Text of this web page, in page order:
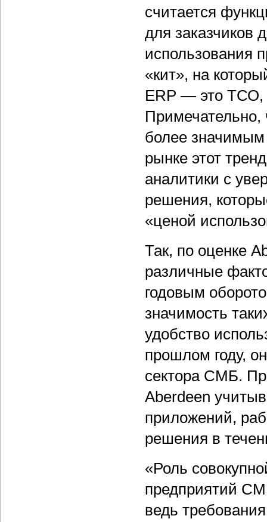
считается
для заказчиков
использования
«кит», на
ERP — это ТСО,
Примечательно,
более
рынке этот
аналитики с
решения,
«ценой
Так, по оценке
различные
годовым
значимость
удобство
прошлом году,
сектора СМБ.
Aberdeen
приложений,
решения в
«Роль
предприятий
ведь